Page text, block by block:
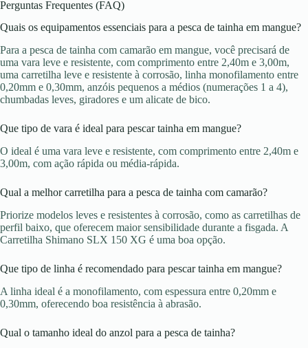
Perguntas Frequentes (FAQ)
Quais os equipamentos essenciais para a pesca de tainha em mangue?
Para a pesca de tainha com camarão em mangue, você precisará de
uma vara leve e resistente, com comprimento entre 2,40m e 3,00m,
uma carretilha leve e resistente à corrosão, linha monofilamento entre
0,20mm e 0,30mm, anzóis pequenos a médios (numerações 1 a 4),
chumbadas leves, giradores e um alicate de bico.
Que tipo de vara é ideal para pescar tainha em mangue?
O ideal é uma vara leve e resistente, com comprimento entre 2,40m e
3,00m, com ação rápida ou média-rápida.
Qual a melhor carretilha para a pesca de tainha com camarão?
Priorize modelos leves e resistentes à corrosão, como as carretilhas de
perfil baixo, que oferecem maior sensibilidade durante a fisgada. A
Carretilha Shimano SLX 150 XG é uma boa opção.
Que tipo de linha é recomendado para pescar tainha em mangue?
A linha ideal é a monofilamento, com espessura entre 0,20mm e
0,30mm, oferecendo boa resistência à abrasão.
Qual o tamanho ideal do anzol para a pesca de tainha?